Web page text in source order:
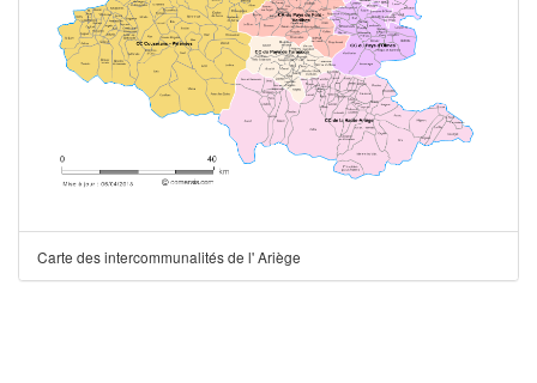
Carte des intercommunalités de l' Ariège